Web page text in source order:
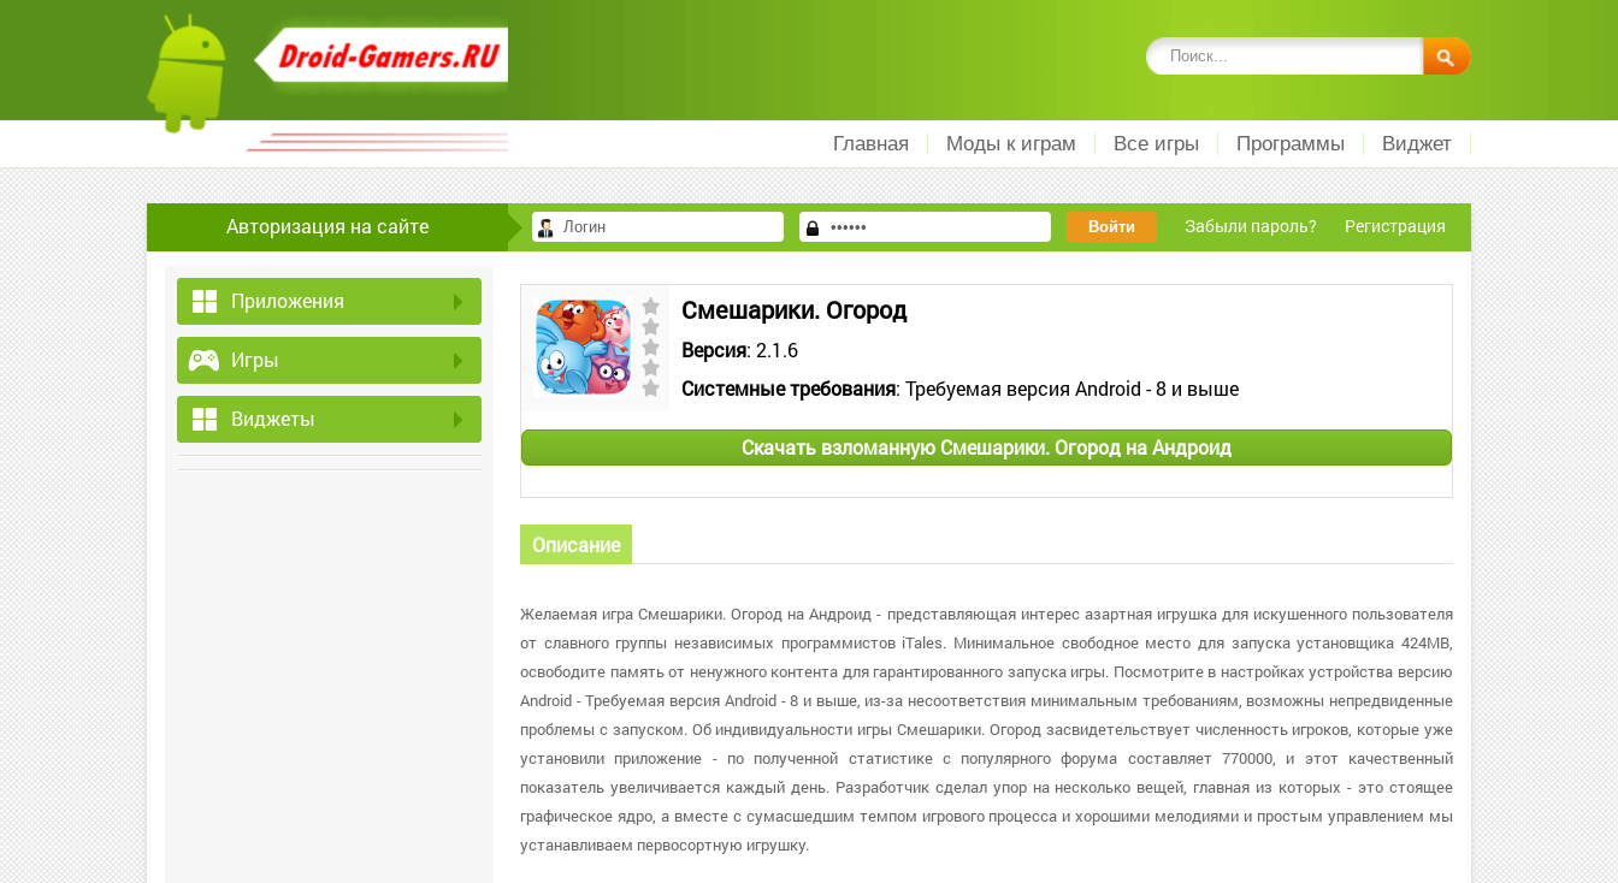
Главная Моды к играм Все игры Программы Виджет
Авторизация на сайте Забыли пароль? Регистрация
Приложения
Игры
Виджеты
Смешарики. Огород
Версия: 2.1.6
Системные требования: Требуемая версия Android - 8 и выше
Скачать взломанную Смешарики. Огород на Андроид
Описание
Желаемая игра Смешарики. Огород на Андроид - представляющая интерес азартная игрушка для искушенного пользователя
от славного группы независимых программистов iTales. Минимальное свободное место для запуска установщика 424MB,
освободите память от ненужного контента для гарантированного запуска игры. Посмотрите в настройках устройства версию
Android - Требуемая версия Android - 8 и выше, из-за несоответствия минимальным требованиям, возможны непредвиденные
проблемы с запуском. Об индивидуальности игры Смешарики. Огород засвидетельствует численность игроков, которые уже
установили приложение - по полученной статистике с популярного форума составляет 770000, и этот качественный
показатель увеличивается каждый день. Разработчик сделал упор на несколько вещей, главная из которых - это стоящее
графическое ядро, а вместе с сумасшедшим темпом игрового процесса и хорошими мелодиями и простым управлением мы
устанавливаем первосортную игрушку.